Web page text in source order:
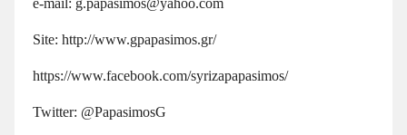
e-mail: g.papasimos@yahoo.com
Site: http://www.gpapasimos.gr/
https://www.facebook.com/syrizapapasimos/
Twitter: @PapasimosG